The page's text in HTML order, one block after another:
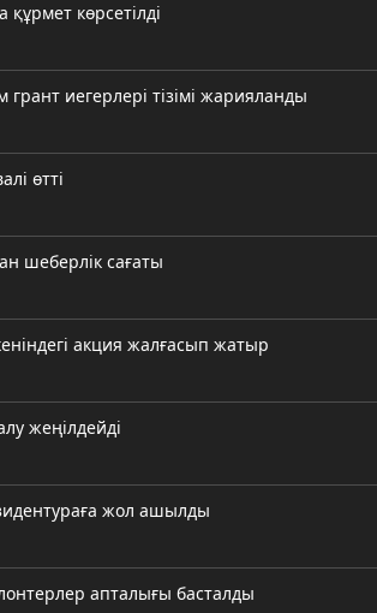
көрсетілді
грант иегерлері тізімі жарияланды
өтті
шеберлік сағаты
акция жалғасып жатыр
жеңілдейді
жол ашылды
апталығы басталды